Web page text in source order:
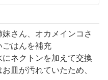
さん、オカメインコさ
ごはんを補充
ネクトンを加えて交換
皿が汚れていたため、